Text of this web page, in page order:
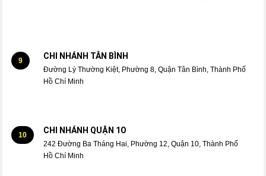
9 CHI NHÁNH TÂN BÌNH
Đường Lý Thường Kiệt, Phường 8, Quận Tân Bình, Thành Phố
Hồ Chí Minh
10 CHI NHÁNH QUẬN 1O
242 Đường Ba Tháng Hai, Phường 12, Quận 10, Thành Phố
Hồ Chí Minh